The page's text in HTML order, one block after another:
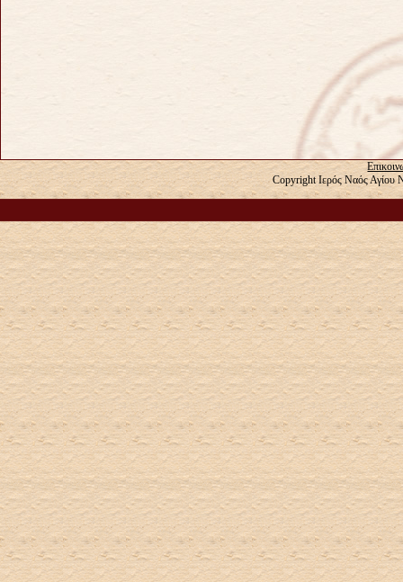
Copyright Ιερός Ναός Αγίου